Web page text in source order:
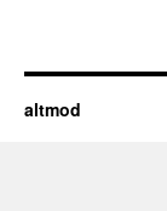
altmod